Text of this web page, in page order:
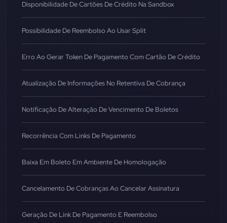
Disponibilidade De Cartões De Crédito Na Sandbox
Possibilidade De Reembolso Ao Usar Split
Erro Ao Gerar Token De Pagamento Com Cartão De Crédito
Atualização De Informações No Retentiva De Cobrança
Notificação De Alteração De Vencimento De Boletos
Recorrência Com Links De Pagamento
Baixa Em Boleto Em Ambiente De Homologação
Cancelamento De Cobranças Ao Cancelar Assinatura
Geração De Link De Pagamento E Reembolso